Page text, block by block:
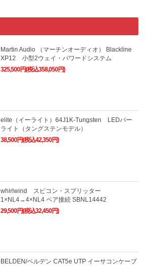
Martin Audio （マーチンオーディオ） Blackline
XP12 小型2ウェイ・パワードシステム
325,500円(税込358,050円)
elite（イーライト）64J1K-Tungsten LEDパー
ライト（タングステンモデル）
38,500円(税込42,350円)
whirlwind スピコン・スプリッター
1×NL4→4×NL4 ペア接続 SBNL14442
29,500円(税込32,450円)
BELDEN/ベルデン CAT5e UTP イーサコンケーブ